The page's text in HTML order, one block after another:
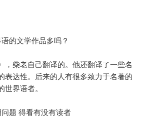
的文学作品多吗？
，柴老自己翻译的。他还翻译了一些名
表达性。后来的人有很多致力于名著的
界语者。
题 得看有没有读者